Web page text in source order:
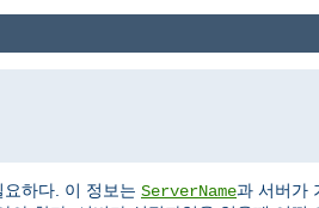
하다. 이 정보는 ServerName과 서버가